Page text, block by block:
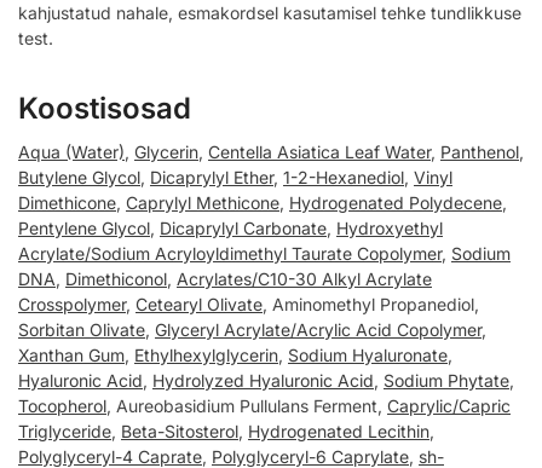
kahjustatud nahale, esmakordsel kasutamisel tehke tundlikkuse
test.
Koostisosad
Aqua (Water), Glycerin, Centella Asiatica Leaf Water, Panthenol,
Butylene Glycol, Dicaprylyl Ether, 1-2-Hexanediol, Vinyl
Dimethicone, Caprylyl Methicone, Hydrogenated Polydecene,
Pentylene Glycol, Dicaprylyl Carbonate, Hydroxyethyl
Acrylate/Sodium Acryloyldimethyl Taurate Copolymer, Sodium
DNA, Dimethiconol, Acrylates/C10-30 Alkyl Acrylate
Crosspolymer, Cetearyl Olivate, Aminomethyl Propanediol,
Sorbitan Olivate, Glyceryl Acrylate/Acrylic Acid Copolymer,
Xanthan Gum, Ethylhexylglycerin, Sodium Hyaluronate,
Hyaluronic Acid, Hydrolyzed Hyaluronic Acid, Sodium Phytate,
Tocopherol, Aureobasidium Pullulans Ferment, Caprylic/Capric
Triglyceride, Beta-Sitosterol, Hydrogenated Lecithin,
Polyglyceryl-4 Caprate, Polyglyceryl-6 Caprylate, sh-